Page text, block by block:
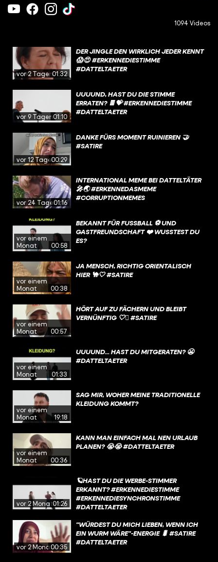
1094 Videos
vor 2 Tagen01:32
DER JINGLE DEN WIRKLICH JEDER KENNT
😱😍 #ERKENNEDIESTIMME
#DATTELTAETER
vor 9 Tagen01:10
UUUUND, HAST DU DIE STIMME
ERRATEN? 🍫💝 #ERKENNEDIESTIMME
#DATTELTAETER
vor 12 Tagen00:29
DANKE FÜRS MOMENT RUINIEREN 🤝
#SATIRE
vor 24 Tagen01:16
INTERNATIONAL MEME BEI DATTELTÄTER
🎤🌏 #ERKENNEDASMEME
#CORRUPTIONMEMES
vor einem
Monat
00:58
BEKANNT FÜR FUSSBALL ⚽️ UND G
ASTFREUNDSCHAFT ❤️ WUSSTEST DU E
S?
vor einem
Monat
00:38
JA MENSCH, RICHTIG ORIENTALISCH
HIER 🐪🤍 #SATIRE
vor einem
Monat
00:57
HÖRT AUF ZU FÄCHERN UND BLEIBT
VERNÜNFTIG 🤍🫩 #SATIRE
vor einem
Monat
01:33
UUUUND... HAST DU MITGERATEN? 😬
#DATTELTAETER
vor einem
Monat
19:18
SAG MIR, WOHER MEINE TRADITIONELLE
KLEIDUNG KOMMT?
vor einem
Monat
00:36
KANN MAN EINFACH MAL NEN URLAUB
PLANEN? 😭😭 #DATTELTAETER
vor 2 Monaten01:26
🪐HAST DU DIE WERBE-STIMMER
ERKANNT? #ERKENNEDIESTIMME
#ERKENNEDIESYNCHRONSTIMME
#DATTELTAETER
vor 2 Monaten
00:35
"WÜRDEST DU MICH LIEBEN, WENN ICH
EIN WURM WÄRE"-ENERGIE 🐛 #SATIRE
#DATTELTAETER